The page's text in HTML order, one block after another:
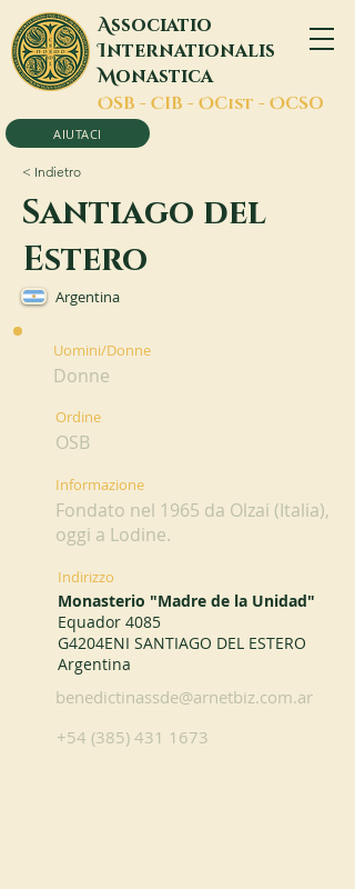
Associatio
Internationalis
Monastica
OSB - CIB - OCist - OCSO
AIUTACI
< Indietro
Santiago del
Estero
Argentina
Uomini/Donne
Donne
Ordine
OSB
Informazione
Fondato nel 1965 da Olzai (Italia),
oggi a Lodine.
Indirizzo
Monasterio "Madre de la Unidad"
Equador 4085
G4204ENI SANTIAGO DEL ESTERO
Argentina
benedictinassde@arnetbiz.com.ar
+54 (385) 431 1673